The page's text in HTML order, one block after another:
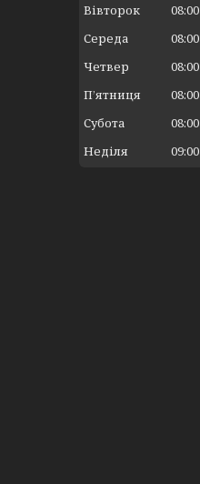
Вівторок
08:00
Середа
08:00
Четвер
08:00
Пʼятниця
08:00
Субота
08:00
Неділя
09:00